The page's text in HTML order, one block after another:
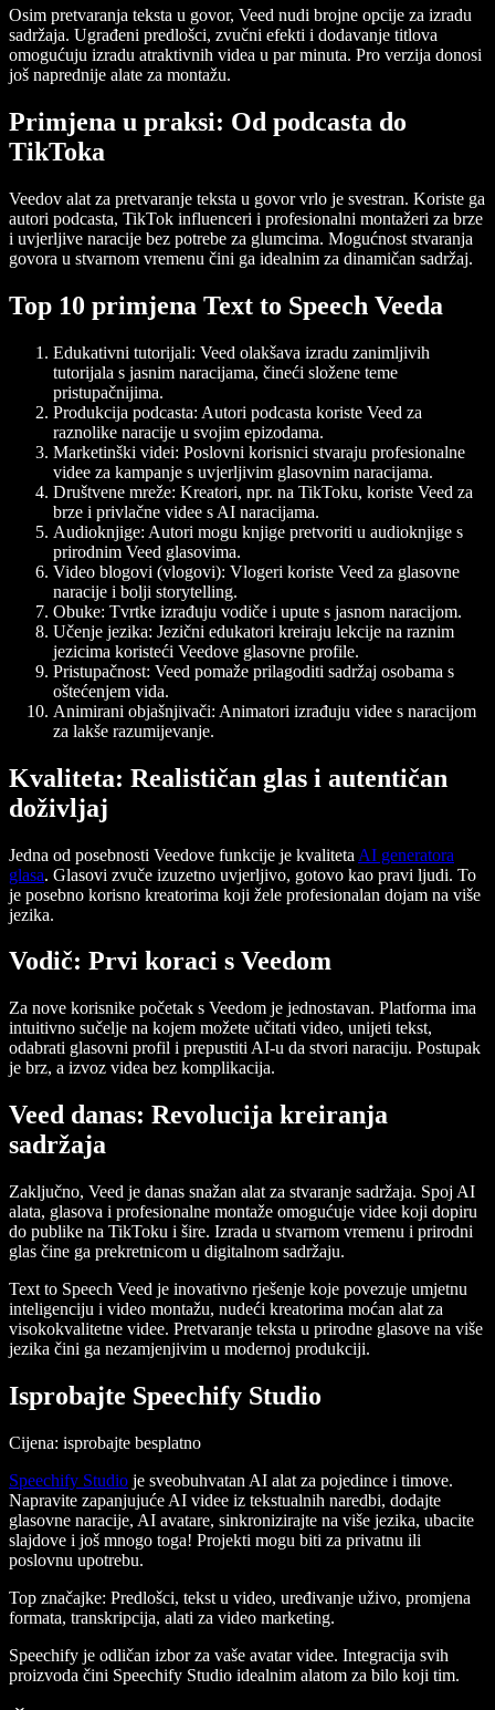
Osim pretvaranja teksta u govor, Veed nudi brojne opcije za izradu
sadržaja. Ugrađeni predlošci, zvučni efekti i dodavanje titlova
omogućuju izradu atraktivnih videa u par minuta. Pro verzija donosi
još naprednije alate za montažu.
Primjena u praksi: Od podcasta do
TikToka
Veedov alat za pretvaranje teksta u govor vrlo je svestran. Koriste ga
autori podcasta, TikTok influenceri i profesionalni montažeri za brze
i uvjerljive naracije bez potrebe za glumcima. Mogućnost stvaranja
govora u stvarnom vremenu čini ga idealnim za dinamičan sadržaj.
Top 10 primjena Text to Speech Veeda
Edukativni tutorijali: Veed olakšava izradu zanimljivih
tutorijala s jasnim naracijama, čineći složene teme
pristupačnijima.
Produkcija podcasta: Autori podcasta koriste Veed za
raznolike naracije u svojim epizodama.
Marketinški videi: Poslovni korisnici stvaraju profesionalne
videe za kampanje s uvjerljivim glasovnim naracijama.
Društvene mreže: Kreatori, npr. na TikToku, koriste Veed za
brze i privlačne videe s AI naracijama.
Audioknjige: Autori mogu knjige pretvoriti u audioknjige s
prirodnim Veed glasovima.
Video blogovi (vlogovi): Vlogeri koriste Veed za glasovne
naracije i bolji storytelling.
Obuke: Tvrtke izrađuju vodiče i upute s jasnom naracijom.
Učenje jezika: Jezični edukatori kreiraju lekcije na raznim
jezicima koristeći Veedove glasovne profile.
Pristupačnost: Veed pomaže prilagoditi sadržaj osobama s
oštećenjem vida.
Animirani objašnjivači: Animatori izrađuju videe s naracijom
za lakše razumijevanje.
Kvaliteta: Realističan glas i autentičan
doživljaj
Jedna od posebnosti Veedove funkcije je kvaliteta AI generatora
glasa. Glasovi zvuče izuzetno uvjerljivo, gotovo kao pravi ljudi. To
je posebno korisno kreatorima koji žele profesionalan dojam na više
jezika.
Vodič: Prvi koraci s Veedom
Za nove korisnike početak s Veedom je jednostavan. Platforma ima
intuitivno sučelje na kojem možete učitati video, unijeti tekst,
odabrati glasovni profil i prepustiti AI-u da stvori naraciju. Postupak
je brz, a izvoz videa bez komplikacija.
Veed danas: Revolucija kreiranja
sadržaja
Zaključno, Veed je danas snažan alat za stvaranje sadržaja. Spoj AI
alata, glasova i profesionalne montaže omogućuje videe koji dopiru
do publike na TikToku i šire. Izrada u stvarnom vremenu i prirodni
glas čine ga prekretnicom u digitalnom sadržaju.
Text to Speech Veed je inovativno rješenje koje povezuje umjetnu
inteligenciju i video montažu, nudeći kreatorima moćan alat za
visokokvalitetne videe. Pretvaranje teksta u prirodne glasove na više
jezika čini ga nezamjenjivim u modernoj produkciji.
Isprobajte Speechify Studio
Cijena: isprobajte besplatno
Speechify Studio je sveobuhvatan AI alat za pojedince i timove.
Napravite zapanjujuće AI videe iz tekstualnih naredbi, dodajte
glasovne naracije, AI avatare, sinkronizirajte na više jezika, ubacite
slajdove i još mnogo toga! Projekti mogu biti za privatnu ili
poslovnu upotrebu.
Top značajke: Predlošci, tekst u video, uređivanje uživo, promjena
formata, transkripcija, alati za video marketing.
Speechify je odličan izbor za vaše avatar videe. Integracija svih
proizvoda čini Speechify Studio idealnim alatom za bilo koji tim.